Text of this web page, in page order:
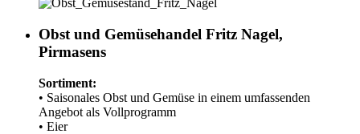
Obst und Gemüsehandel Fritz Nagel,
Pirmasens
Sortiment:
• Saisonales Obst und Gemüse in einem umfassenden
Angebot als Vollprogramm
• Eier